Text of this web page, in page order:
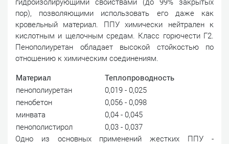
гидроизолирующими свойствами (до 99% закрытых
пор), позволяющими использовать его даже как
кровельный материал. ППУ химически нейтрален к
кислотным и щелочным средам. Класс горючести Г2.
Пенополиуретан обладает высокой стойкостью по
отношению к химическим соединениям.
Материал
Теплопроводность
пенополиуретан
0,019 - 0,025
пенобетон
0,056 - 0,098
минвата
0,04 - 0,045
пенополистирол
0,03 - 0,037
Одно из основных применений жестких ППУ -